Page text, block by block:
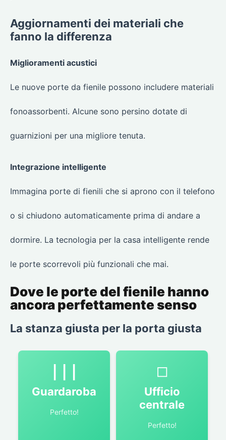
Aggiornamenti dei materiali che
fanno la differenza
Miglioramenti acustici
Le nuove porte da fienile possono includere materiali
fonoassorbenti. Alcune sono persino dotate di
guarnizioni per una migliore tenuta.
Integrazione intelligente
Immagina porte di fienili che si aprono con il telefono
o si chiudono automaticamente prima di andare a
dormire. La tecnologia per la casa intelligente rende
le porte scorrevoli più funzionali che mai.
Dove le porte del fienile hanno
ancora perfettamente senso
La stanza giusta per la porta giusta
|||
Guardaroba
Perfetto!
□
Ufficio
centrale
Perfetto!